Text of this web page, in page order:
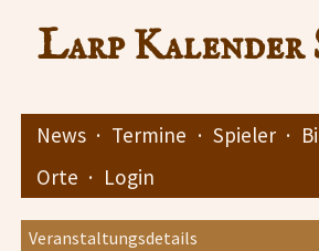
Larp Kalender
News · Termine · Spieler ·
Orte · Login
Veranstaltungsdetails